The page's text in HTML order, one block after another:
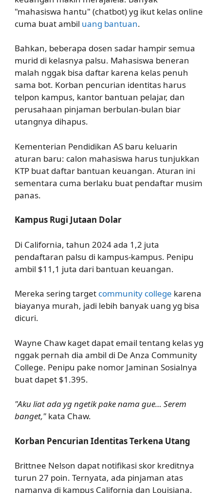
"mahasiswa hantu" (chatbot) yg ikut kelas online
cuma buat ambil uang bantuan.
Bahkan, beberapa dosen sadar hampir semua
murid di kelasnya palsu. Mahasiswa beneran
malah nggak bisa daftar karena kelas penuh
sama bot. Korban pencurian identitas harus
telpon kampus, kantor bantuan pelajar, dan
perusahaan pinjaman berbulan-bulan biar
utangnya dihapus.
Kementerian Pendidikan AS baru keluarin
aturan baru: calon mahasiswa harus tunjukkan
KTP buat daftar bantuan keuangan. Aturan ini
sementara cuma berlaku buat pendaftar musim
panas.
Kampus Rugi Jutaan Dolar
Di California, tahun 2024 ada 1,2 juta
pendaftaran palsu di kampus-kampus. Penipu
ambil $11,1 juta dari bantuan keuangan.
Mereka sering target community college karena
biayanya murah, jadi lebih banyak uang yg bisa
dicuri.
Wayne Chaw kaget dapat email tentang kelas yg
nggak pernah dia ambil di De Anza Community
College. Penipu pake nomor Jaminan Sosialnya
buat dapet $1.395.
"Aku liat ada yg ngetik pake nama gue… Serem
banget," kata Chaw.
Korban Pencurian Identitas Terkena Utang
Brittnee Nelson dapat notifikasi skor kreditnya
turun 27 poin. Ternyata, ada pinjaman atas
namanya di kampus California dan Louisiana.